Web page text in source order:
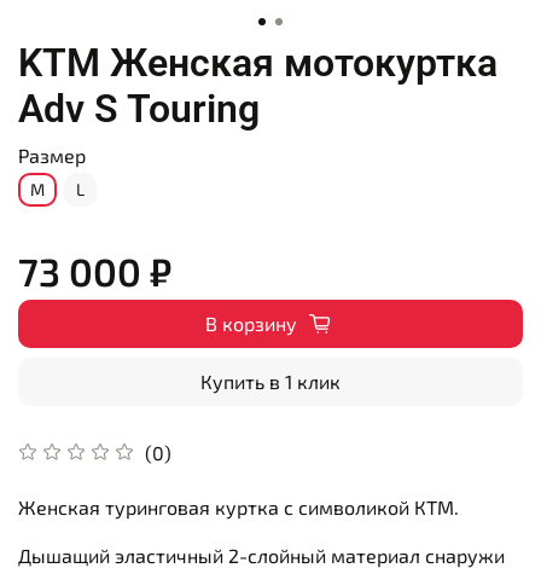
KTM Женская мотокуртка
Adv S Touring
(0)
Размер
M L
73 000 ₽
В корзину
Купить в 1 клик
Женская туринговая куртка с символикой КТМ.
Дышащий эластичный 2-слойный материал снаружи